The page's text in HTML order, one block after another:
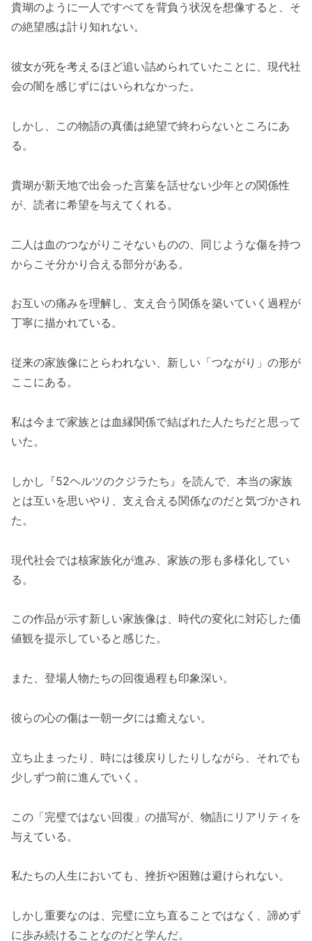
貴瑚のように一人ですべてを背負う状況を想像すると、そ
の絶望感は計り知れない。
彼女が死を考えるほど追い詰められていたことに、現代社
会の闇を感じずにはいられなかった。
しかし、この物語の真価は絶望で終わらないところにあ
る。
貴瑚が新天地で出会った言葉を話せない少年との関係性
が、読者に希望を与えてくれる。
二人は血のつながりこそないものの、同じような傷を持つ
からこそ分かり合える部分がある。
お互いの痛みを理解し、支え合う関係を築いていく過程が
丁寧に描かれている。
従来の家族像にとらわれない、新しい「つながり」の形が
ここにある。
私は今まで家族とは血縁関係で結ばれた人たちだと思って
いた。
しかし『52ヘルツのクジラたち』を読んで、本当の家族
とは互いを思いやり、支え合える関係なのだと気づかされ
た。
現代社会では核家族化が進み、家族の形も多様化してい
る。
この作品が示す新しい家族像は、時代の変化に対応した価
値観を提示していると感じた。
また、登場人物たちの回復過程も印象深い。
彼らの心の傷は一朝一夕には癒えない。
立ち止まったり、時には後戻りしたりしながら、それでも
少しずつ前に進んでいく。
この「完璧ではない回復」の描写が、物語にリアリティを
与えている。
私たちの人生においても、挫折や困難は避けられない。
しかし重要なのは、完璧に立ち直ることではなく、諦めず
に歩み続けることなのだと学んだ。